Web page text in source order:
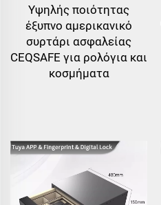
Υψηλής ποιότητας
έξυπνο αμερικανικό
συρτάρι ασφαλείας
CEQSAFE για ρολόγια και
κοσμήματα